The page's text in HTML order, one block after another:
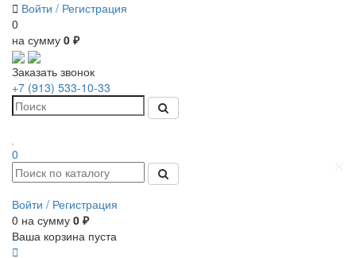
Войти / Регистрация
0
на сумму 0 ₽
Заказать звонок
+7 (913) 533-10-33
0
Войти / Регистрация
0 на сумму 0 ₽
Ваша корзина пуста